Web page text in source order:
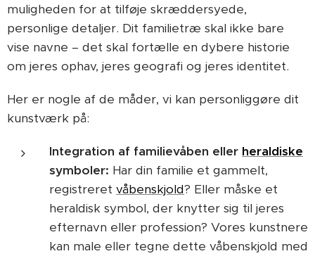
muligheden for at tilføje skræddersyede,
personlige detaljer. Dit familietræ skal ikke bare
vise navne – det skal fortælle en dybere historie
om jeres ophav, jeres geografi og jeres identitet.
Her er nogle af de måder, vi kan personliggøre dit
kunstværk på:
Integration af familievåben eller heraldiske
symboler: Har din familie et gammelt,
registreret våbenskjold? Eller måske et
heraldisk symbol, der knytter sig til jeres
efternavn eller profession? Vores kunstnere
kan male eller tegne dette våbenskjold med